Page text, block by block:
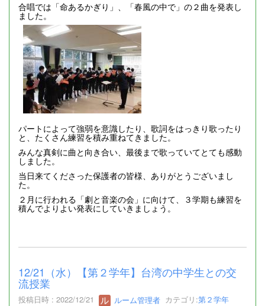
合唱では「命あるかぎり」、「春風の中で」の２曲を発表し
ました。
パートによって強弱を意識したり、歌詞をはっきり歌ったり
と、たくさん練習を積み重ねてきました。
みんな真剣に曲と向き合い、最後まで歌っていてとても感動
しました。
当日来てくださった保護者の皆様、ありがとうございまし
た。
２月に行われる「劇と音楽の会」に向けて、３学期も練習を
積んでよりよい発表にしていきましょう。
12/21（水）【第２学年】台湾の中学生との交
流授業
投稿日時 : 2022/12/21 ルーム管理者 カテゴリ:第２学年